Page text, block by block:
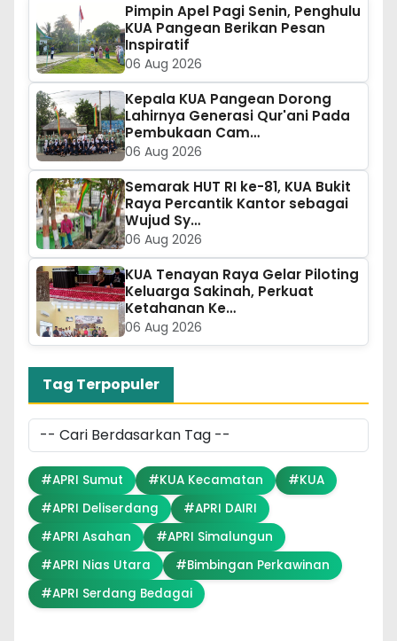
Pimpin Apel Pagi Senin, Penghulu
KUA Pangean Berikan Pesan
Inspiratif
06 Aug 2026
Kepala KUA Pangean Dorong
Lahirnya Generasi Qur'ani Pada
Pembukaan Cam…
06 Aug 2026
Semarak HUT RI ke-81, KUA Bukit
Raya Percantik Kantor sebagai
Wujud Sy…
06 Aug 2026
KUA Tenayan Raya Gelar Piloting
Keluarga Sakinah, Perkuat
Ketahanan Ke…
06 Aug 2026
Tag Terpopuler
#APRI Sumut #KUA Kecamatan
#KUA
#APRI Deliserdang
#APRI DAIRI
#APRI Asahan
#APRI Simalungun
#APRI Nias Utara
#Bimbingan Perkawinan
#APRI Serdang Bedagai